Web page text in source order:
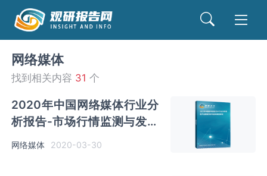
网络媒体
找到相关内容 31 个
2020年中国网络媒体行业分
析报告-市场行情监测与发展
战略规划
网络媒体 2020-03-30